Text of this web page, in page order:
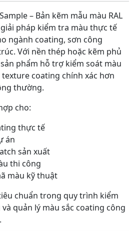
– Bản kẽm mẫu màu RAL
giải pháp kiểm tra màu thực tế
ngành coating, sơn công
Với nền thép hoặc kẽm phủ
phẩm hỗ trợ kiểm soát màu
texture coating chính xác hơn
thường.
cho:
thực tế
án
sản xuất
thi công
màu kỹ thuật
chuẩn trong quy trình kiểm
quản lý màu sắc coating công